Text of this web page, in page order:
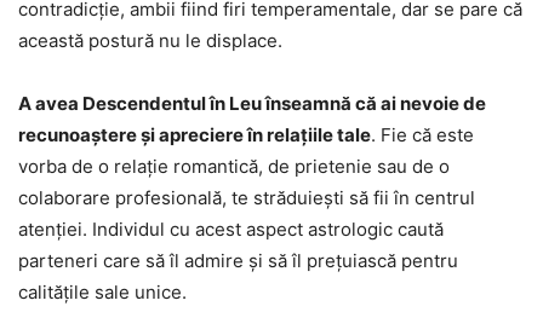
contradicție, ambii fiind firi temperamentale, dar se pare că
această postură nu le displace.
A avea Descendentul în Leu înseamnă că ai nevoie de
recunoaștere și apreciere în relațiile tale. Fie că este
vorba de o relație romantică, de prietenie sau de o
colaborare profesională, te străduiești să fii în centrul
atenției. Individul cu acest aspect astrologic caută
parteneri care să îl admire și să îl prețuiască pentru
calitățile sale unice.